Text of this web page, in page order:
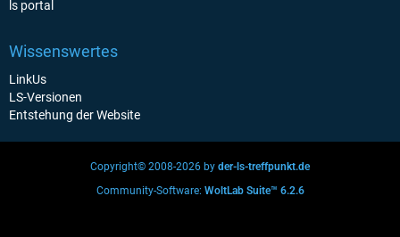
ls portal
Wissenswertes
LinkUs
LS-Versionen
Entstehung der Website
Copyright© 2008-2026 by der-ls-treffpunkt.de
Community-Software: WoltLab Suite™ 6.2.6